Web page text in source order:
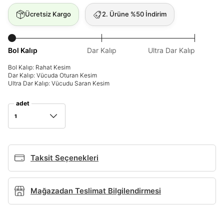
Ücretsiz Kargo 2. Ürüne %50 İndirim
Bol Kalıp Dar Kalıp Ultra Dar Kalıp
Bol Kalıp: Rahat Kesim
Dar Kalıp: Vücuda Oturan Kesim
Ultra Dar Kalıp: Vücudu Saran Kesim
adet
1
Taksit Seçenekleri
Mağazadan Teslimat Bilgilendirmesi
BEDEN TABLOSU
Beni Hatırla Şifremi Unuttum
Ad*
Telefon Numarası*
E-posta Adresi*